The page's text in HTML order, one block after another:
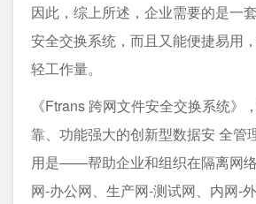
因此，综上所述，企业需要的是一
安全交换系统，而且又能便捷易用
轻工作量。
《Ftrans 跨网文件安全交换系统》
靠、功能强大的创新型数据安 全管
用是——帮助企业和组织在隔离网
网-办公网、生产网-测试网、内网-